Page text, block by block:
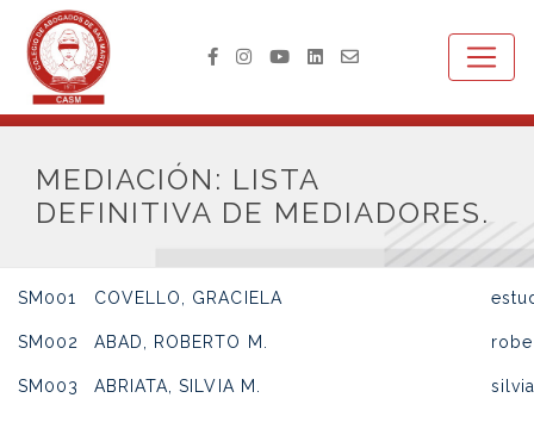
MEDIACIÓN: LISTA
DEFINITIVA DE MEDIADORES.
SM001 COVELLO, GRACIELA
SM002 ABAD, ROBERTO M.
SM003 ABRIATA, SILVIA M.